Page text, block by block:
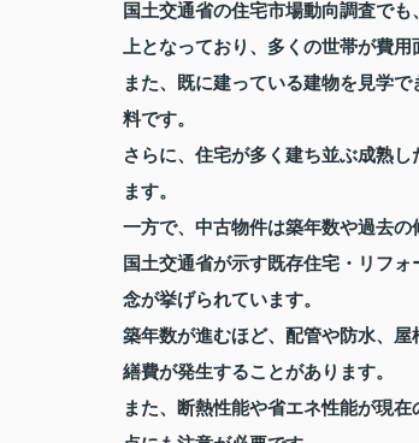
国土交通省の住宅市場動向調査で
上となっており、多くの世帯が費
また、既に建っている建物を見学
料です。
さらに、住宅が多く建ち並ぶ成熟
ます。
一方で、中古物件は築年数や過去の
国土交通省が示す既存住宅・リフ
念が挙げられています。
築年数が進むほど、配管や防水、
繕費が発生することがあります。
また、断熱性能や省エネ性能が現